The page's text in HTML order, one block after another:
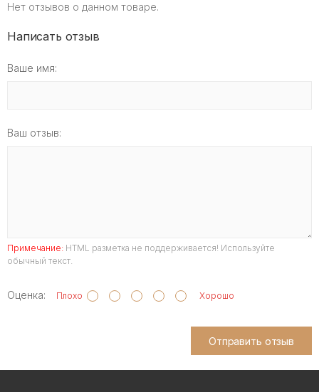
Нет отзывов о данном товаре.
Написать отзыв
Ваше имя:
Ваш отзыв:
Примечание: HTML разметка не поддерживается! Используйте
обычный текст.
Оценка: Плохо Хорошо
Отправить отзыв